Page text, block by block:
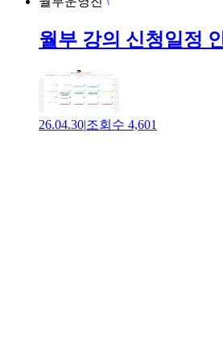
월부 강의 신청일정
26.04.30|조회수 4,601